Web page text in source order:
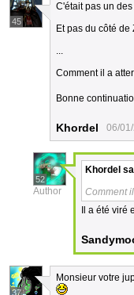
45
C'était pas un
Et pas du côté de
...
Comment il a
Bonne
Khordel 06/
52
Author
Khordel
Comment
Il a été
37
Monsieur votre